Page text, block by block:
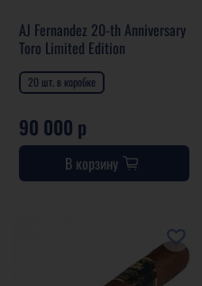
AJ Fernandez 20-th Anniversary
Toro Limited Edition
20 шт. в коробке
90 000 р
В корзину